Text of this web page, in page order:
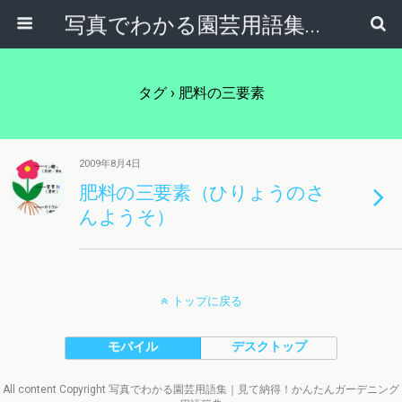
写真でわかる園芸用語集｜見て納得！かんたんガーデニング用語辞典
タグ › 肥料の三要素
2009年8月4日
肥料の三要素（ひりょうのさ
んようそ）
トップに戻る
モバイル デスクトップ
All content Copyright 写真でわかる園芸用語集｜見て納得！かんたんガーデニング